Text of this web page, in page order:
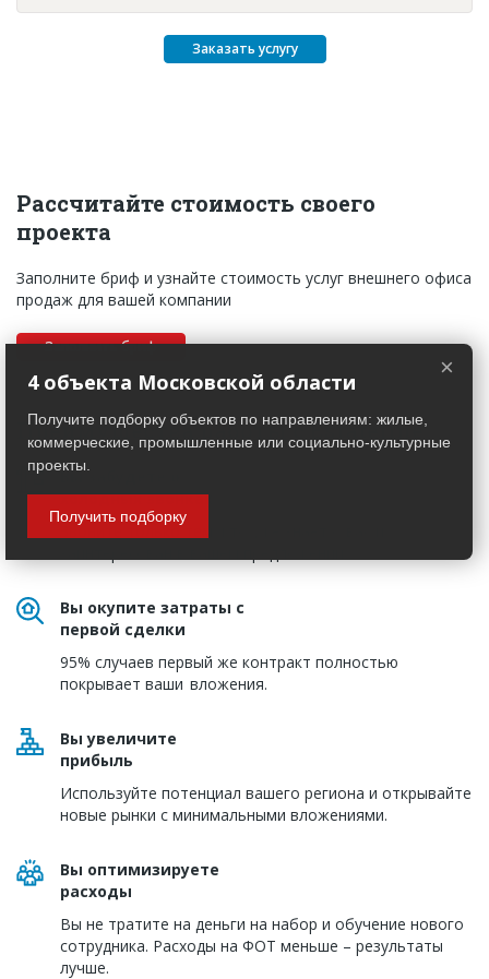
Заказать услугу
Рассчитайте стоимость своего
проекта
Заполните бриф и узнайте стоимость услуг внешнего офиса
продаж для вашей компании
Заполнить бриф
Преимущества работы с Estateline
Вы забудете о
холодных звонках
Звоните только тем, кто уже знает о вас и
Вы окупите затраты с
первой сделки
95% случаев первый же контракт полностью
покрывает ваши вложения.
Вы увеличите
прибыль
Используйте потенциал вашего региона и открывайте
новые рынки с минимальными вложениями.
Вы оптимизируете
расходы
Вы не тратите на деньги на набор и обучение нового
сотрудника. Расходы на ФОТ меньше – результаты
лучше.
×
4 объекта Московской области
Получите подборку объектов по направлениям: жилые,
коммерческие, промышленные или социально-культурные
проекты.
Получить подборку